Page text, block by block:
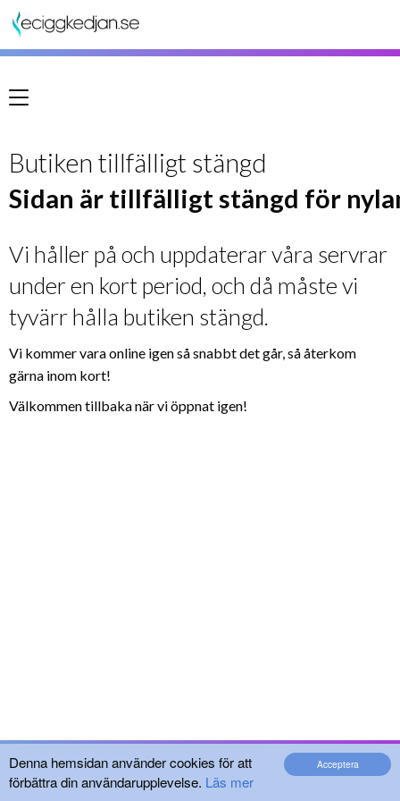
Acceptera
Denna hemsidan använder cookies för att
förbättra din användarupplevelse. Läs mer
Meny
Butiken tillfälligt stängd
Sidan är tillfälligt stängd för
Vi håller på och uppdaterar våra servrar
under en kort period, och då måste vi
tyvärr hålla butiken stängd.
Vi kommer vara online igen så snabbt det går, så återkom
gärna inom kort!
Välkommen tillbaka när vi öppnat igen!